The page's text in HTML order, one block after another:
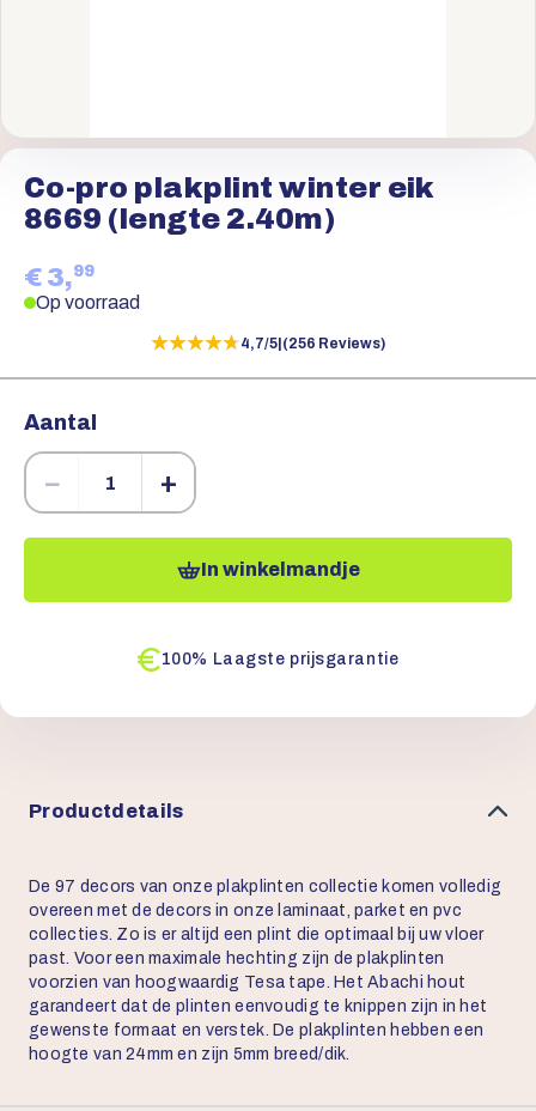
Co-pro plakplint winter eik
8669 (lengte 2.40m)
€ 3,99
Op voorraad
★★★★★
★★★★★4,7/5 (256 Reviews)
Aantal
− +
In winkelmandje
100% Laagste prijsgarantie
Productdetails
De 97 decors van onze plakplinten collectie komen volledig
overeen met de decors in onze laminaat, parket en pvc
collecties. Zo is er altijd een plint die optimaal bij uw vloer
past. Voor een maximale hechting zijn de plakplinten
voorzien van hoogwaardig Tesa tape. Het Abachi hout
garandeert dat de plinten eenvoudig te knippen zijn in het
gewenste formaat en verstek. De plakplinten hebben een
hoogte van 24mm en zijn 5mm breed/dik.